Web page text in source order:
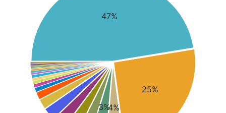
47%
25%
4%
3%